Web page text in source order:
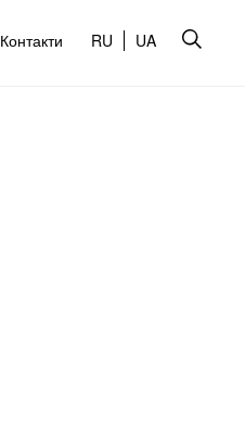
Контакти RU UA